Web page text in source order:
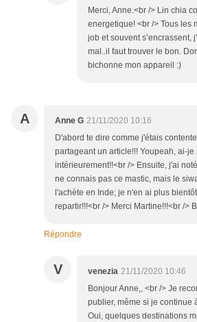
Merci, Anne.<br /> Lin chia
energetique! <br /> Tous les
job et souvent s’encrassent,
mal..il faut trouver le bon.
bichonne mon appareil :)
A Anne G 21/11/2020 10:16
D'abord te dire comme j'étais
partageant un article!!! Youpeah, ai-je
intérieurement!!<br /> Ensuite, j'ai
ne connais pas ce mastic, mais le
l'achète en Inde; je n'en ai plus
repartir!!!<br /> Merci Martine!!!<br />
Répondre
V venezia 21/11/2020 10:46
Bonjour Anne,, <br /> Je
publier, même si je continue
Oui, quelques destinations